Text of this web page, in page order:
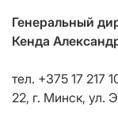
Генеральный
Кенда
тел. +375 17 217
22, г. Минск, ул.